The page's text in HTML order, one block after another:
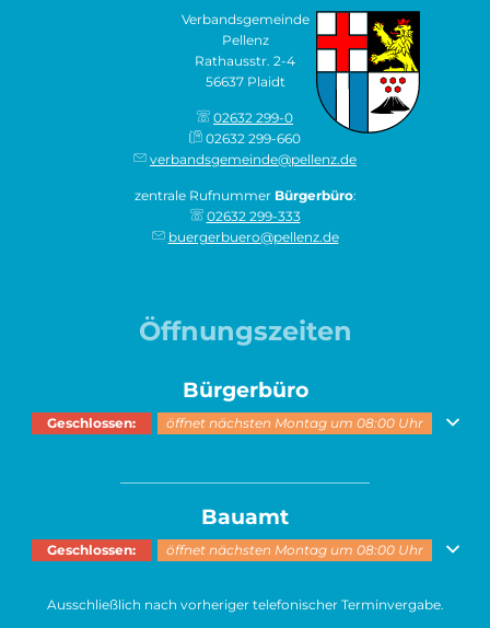
Verbandsgemeinde
Pellenz
Rathausstr. 2-4
56637 Plaidt
02632 299-0
02632 299-660
verbandsgemeinde@pellenz.de
zentrale Rufnummer Bürgerbüro:
02632 299-333
buergerbuero@pellenz.de
Öffnungszeiten
Bürgerbüro
Klicken, um weitere Öffnungs- oder Schließzeiten auszublenden
Geschlossen: öffnet nächsten Montag um 08:00 Uhr
Bauamt
Klicken, um weitere Öffnungs- oder Schließzeiten auszublenden
Geschlossen: öffnet nächsten Montag um 08:00 Uhr
Ausschließlich nach vorheriger telefonischer Terminvergabe.